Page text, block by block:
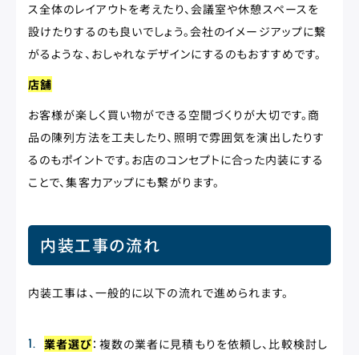
ス全体のレイアウトを考えたり、会議室や休憩スペースを
設けたりするのも良いでしょう。会社のイメージアップに繋
がるような、おしゃれなデザインにするのもおすすめです。
店舗
お客様が楽しく買い物ができる空間づくりが大切です。商
品の陳列方法を工夫したり、照明で雰囲気を演出したりす
るのもポイントです。お店のコンセプトに合った内装にする
ことで、集客力アップにも繋がります。
内装工事の流れ
内装工事は、一般的に以下の流れで進められます。
業者選び：複数の業者に見積もりを依頼し、比較検討し